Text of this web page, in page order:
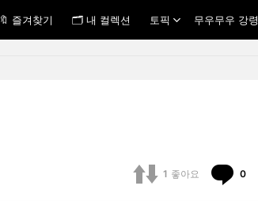
🔖 즐겨찾기 🗂 내 컬렉션 토픽 무우무우 강령
1 좋아요 0